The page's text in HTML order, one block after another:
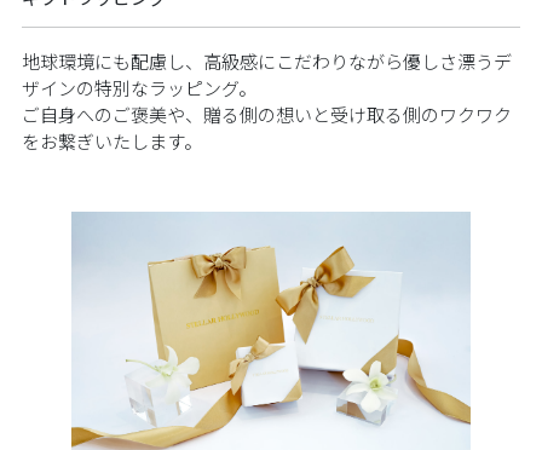
地球環境にも配慮し、高級感にこだわりながら優しさ漂うデ
ザインの特別なラッピング。
ご自身へのご褒美や、贈る側の想いと受け取る側のワクワク
をお繋ぎいたします。